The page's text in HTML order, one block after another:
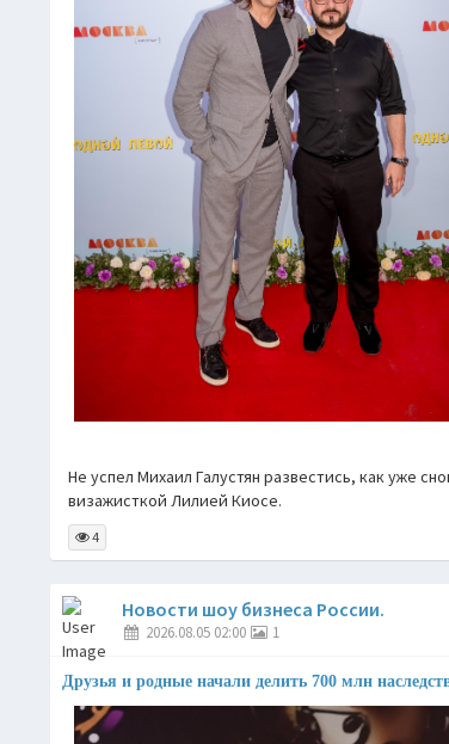
Не успел Михаил Галустян развестись, как уже
визажисткой Лилией Киосе.
4
Новости шоу бизнеса России.
2026.08.05 02:00 1
Друзья и родные начали делить 700 млн